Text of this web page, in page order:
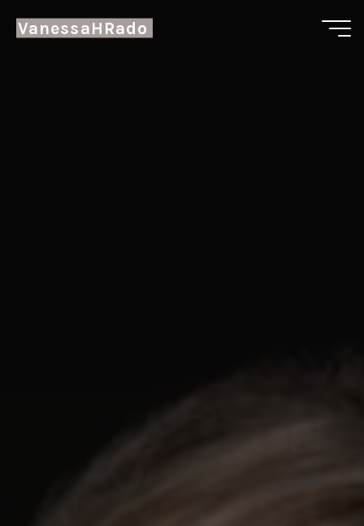
VanessaHRado